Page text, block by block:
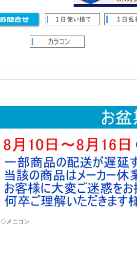
価格が高い順 優先度順
レビュー順
◇メニコン